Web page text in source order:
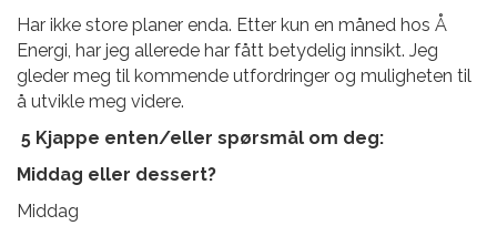
Har ikke store planer enda. Etter kun en måned hos Å
Energi, har jeg allerede har fått betydelig innsikt. Jeg
gleder meg til kommende utfordringer og muligheten til
å utvikle meg videre.
5 Kjappe enten/eller spørsmål om deg:
Middag eller dessert?
Middag